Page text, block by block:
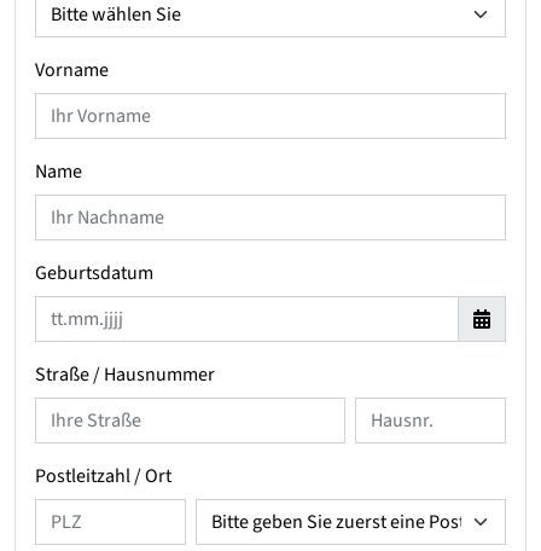
Vorname
Name
Geburtsdatum
Straße / Hausnummer
Postleitzahl / Ort